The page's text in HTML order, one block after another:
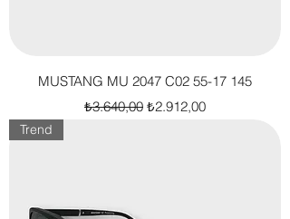
MUSTANG MU 2047 C02 55-17 145
Normal Fiyat
₺3.640,00 İndirimli Fiyat
₺2.912,00
Trend